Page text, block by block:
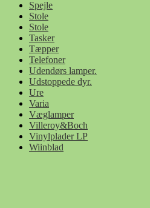
Spejle
Stole
Stole
Tasker
Tæpper
Telefoner
Udendørs lamper.
Udstoppede dyr.
Ure
Varia
Væglamper
Villeroy&Boch
Vinylplader LP
Wiinblad